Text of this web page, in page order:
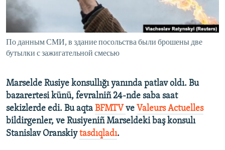
Русский
Українською
RFE/RS bütün saytları
По данным СМИ, в здание посольства были брошены две
бутылки с зажигательной смесью
Marselde Rusiye konsullığı yanında patlav oldı. Bu
bazarertesi künü, fevralniñ 24-nde saba saat
sekizlerde edi. Bu aqta BFMTV ve Valeurs Actuelles
bildirgenler, ve Rusiyeniñ Marseldeki baş konsulı
Stanislav Oranskiytasdıqladı.